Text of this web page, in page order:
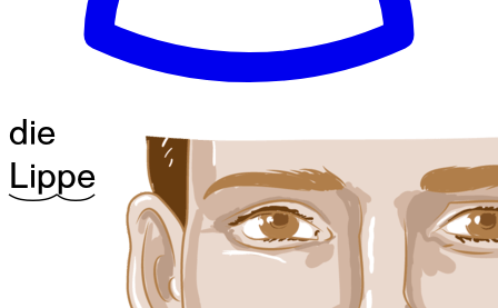
die
^17Lip^13pe